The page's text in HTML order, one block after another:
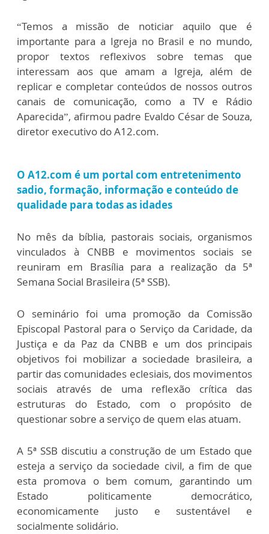
“Temos a missão de noticiar aquilo que é
importante para a Igreja no Brasil e no mundo,
propor textos reflexivos sobre temas que
interessam aos que amam a Igreja, além de
replicar e completar conteúdos de nossos outros
canais de comunicação, como a TV e Rádio
Aparecida”, afirmou padre Evaldo César de Souza,
diretor executivo do A12.com.
O A12.com é um portal com entretenimento
sadio, formação, informação e conteúdo de
qualidade para todas as idades
No mês da bíblia, pastorais sociais, organismos
vinculados à CNBB e movimentos sociais se
reuniram em Brasília para a realização da 5ª
Semana Social Brasileira (5ª SSB).
O seminário foi uma promoção da Comissão
Episcopal Pastoral para o Serviço da Caridade, da
Justiça e da Paz da CNBB e um dos principais
objetivos foi mobilizar a sociedade brasileira, a
partir das comunidades eclesiais, dos movimentos
sociais através de uma reflexão crítica das
estruturas do Estado, com o propósito de
questionar sobre a serviço de quem elas atuam.
A 5ª SSB discutiu a construção de um Estado que
esteja a serviço da sociedade civil, a fim de que
esta promova o bem comum, garantindo um
Estado politicamente democrático,
economicamente justo e sustentável e
socialmente solidário.